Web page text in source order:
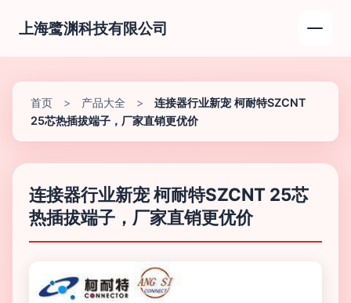
上海鹭渊科技有限公司
首页 > 产品大全 >
连接器行业新宠 柯耐特SZCNT
25芯热插拔端子，厂家直销更优价
连接器行业新宠 柯耐特SZCNT 25芯
热插拔端子，厂家直销更优价